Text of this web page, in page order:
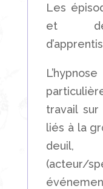
Les
et
travail
liés à la
deuil,